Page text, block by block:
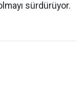
sürdürüyor.